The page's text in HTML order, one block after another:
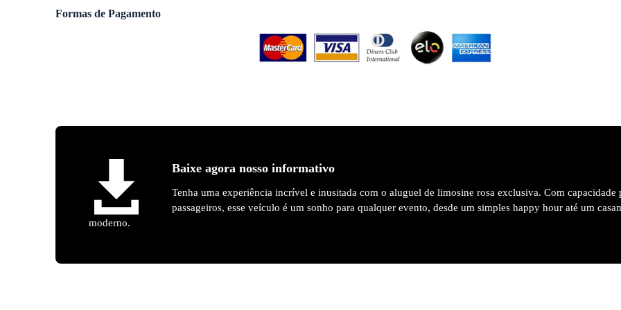
Formas de Pagamento
Baixe agora nosso informativo
Tenha uma experiência incrível e inusitada com o aluguel de limosine rosa exclusiva. Com capacidade
passageiros, esse veículo é um sonho para qualquer evento, desde um simples happy hour até um
moderno.